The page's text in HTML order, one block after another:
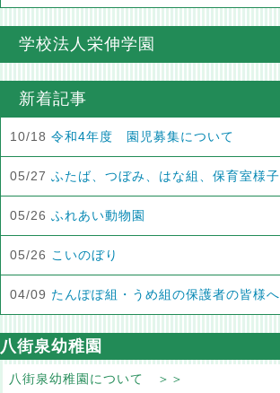
学校法人栄伸学園
新着記事
10/18 令和4年度 園児募集について
05/27 ふたば、つぼみ、はな組、保育室様子
05/26 ふれあい動物園
05/26 こいのぼり
04/09 たんぽぽ組・うめ組の保護者の皆様へ
八街泉幼稚園
八街泉幼稚園について ＞＞